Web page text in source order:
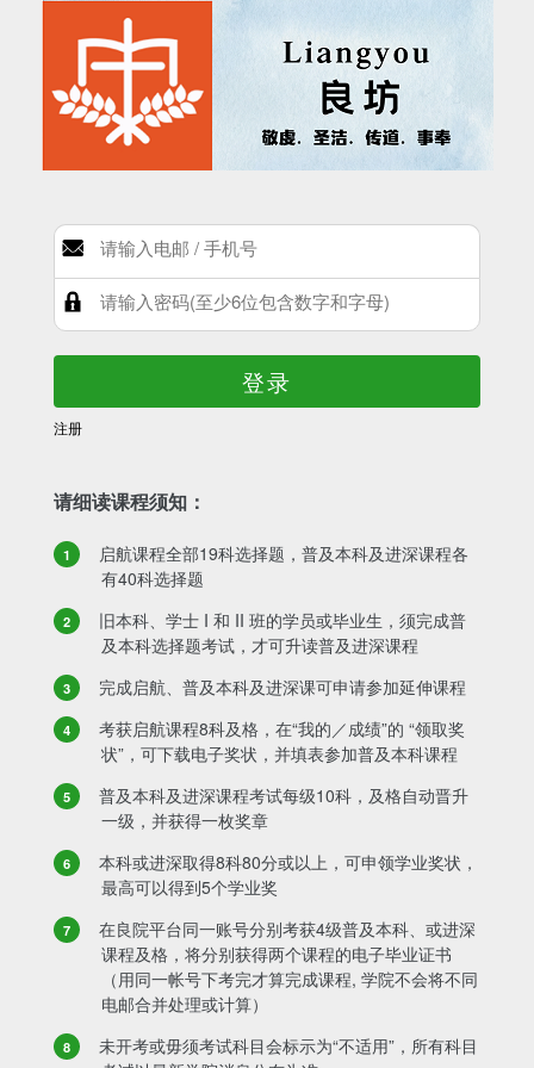
登录
注册
请细读课程须知：
启航课程全部19科选择题，普及本科及进深课程各
有40科选择题
旧本科、学士 I 和 II 班的学员或毕业生，须完成普
及本科选择题考试，才可升读普及进深课程
完成启航、普及本科及进深课可申请参加延伸课程
考获启航课程8科及格，在“我的／成绩”的 “领取奖
状”，可下载电子奖状，并填表参加普及本科课程
普及本科及进深课程考试每级10科，及格自动晋升
一级，并获得一枚奖章
本科或进深取得8科80分或以上，可申领学业奖状，
最高可以得到5个学业奖
在良院平台同一账号分别考获4级普及本科、或进深
课程及格，将分别获得两个课程的电子毕业证书
（用同一帐号下考完才算完成课程, 学院不会将不同
电邮合并处理或计算）
未开考或毋须考试科目会标示为“不适用”，所有科目